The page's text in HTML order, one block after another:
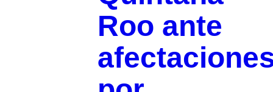
Roo ante